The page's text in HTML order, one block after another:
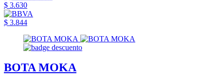
$ 3.630
$ 3.844
BOTA MOKA